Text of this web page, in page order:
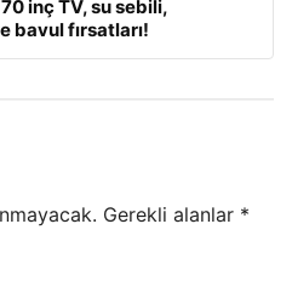
70 inç TV, su sebili,
bavul fırsatları!
Gerekli alanlar *